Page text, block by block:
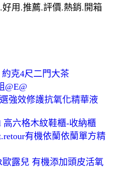
用.推薦.評價.熱銷.開箱
克4尺二門大茶
@E@
強效修護抗氧化精華液
高六格木紋鞋櫃-收納櫃
有機依蘭依蘭單方精
歐露兒 有機添加頭皮活氧